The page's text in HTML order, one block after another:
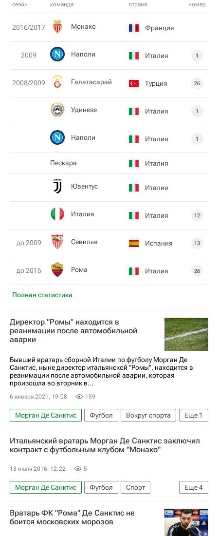
сезон команда страна номер
Полная статистика
2016/2017 Монако Франция
2009 Наполи Италия 1
2008/2009 Галатасарай Турция 26
Удинезе Италия 1
Наполи Италия 1
Пескара Италия
Ювентус Италия
Италия Италия 12
до 2009 Севилья Испания 13
до 2016 Рома Италия 26
Директор "Ромы" находится в
реанимации после автомобильной
аварии
Бывший вратарь сборной Италии по футболу Морган Де
Санктис, ныне директор итальянской "Ромы", находится в
реанимации после автомобильной аварии, которая
произошла во вторник в...
6 января 2021, 19:08 159
Еще 1
Морган Де Санктис Футбол
Вокруг спорта
Рома
Итальянский вратарь Морган Де Санктис заключил
контракт с футбольным клубом "Монако"
13 июля 2016, 12:22 5
Еще4
Морган Де Санктис Футбол
Спорт
Рома
Ювентус Наполи Монако
Вратарь ФК "Рома" Де Санктис не
боится московских морозов